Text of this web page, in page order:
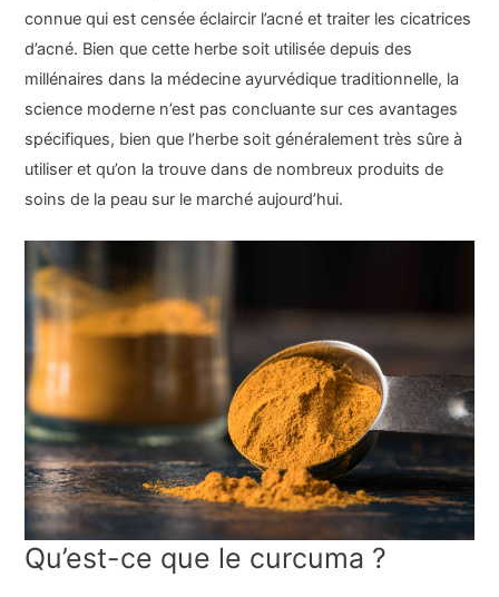
connue qui est censée éclaircir l’acné et traiter les cicatrices
d’acné. Bien que cette herbe soit utilisée depuis des
millénaires dans la médecine ayurvédique traditionnelle, la
science moderne n’est pas concluante sur ces avantages
spécifiques, bien que l’herbe soit généralement très sûre à
utiliser et qu’on la trouve dans de nombreux produits de
soins de la peau sur le marché aujourd’hui.
Qu’est-ce que le curcuma ?